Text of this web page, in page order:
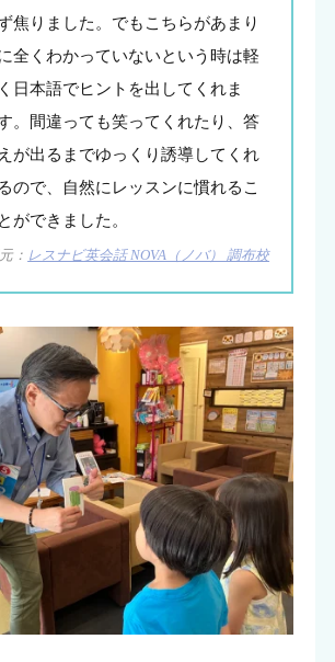
焦りました。でもこちらがあまり
全くわかっていないという時は軽
く日本語でヒントを出してくれま
。間違っても笑ってくれたり、答
えが出るまでゆっくり誘導してくれ
るので、自然にレッスンに慣れるこ
とができました。
： レスナビ英会話 NOVA（ノバ） 調布校